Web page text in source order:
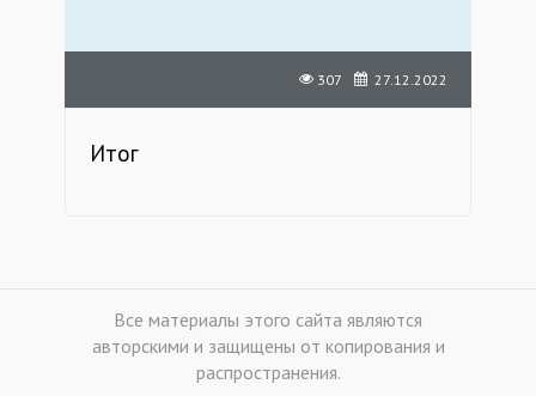
27.12.2022
307
Итог
Все материалы этого сайта являются
авторскими и защищены от копирования и
распространения.